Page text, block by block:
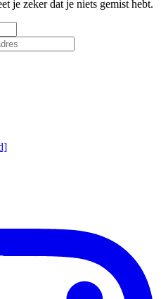
je zeker dat je niets gemist hebt.